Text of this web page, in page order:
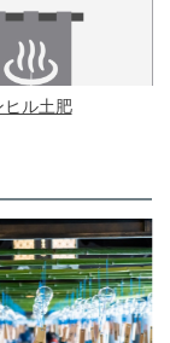
ヒル土肥